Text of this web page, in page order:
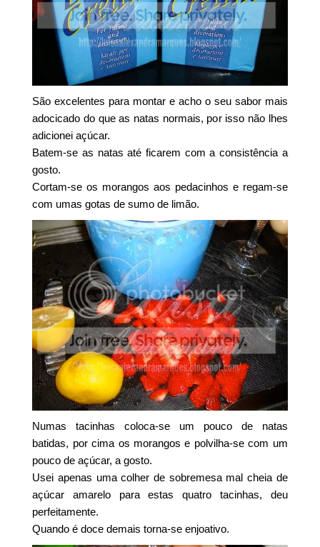
São excelentes para montar e acho o seu sabor mais
adocicado do que as natas normais, por isso não lhes
adicionei açúcar.
Batem-se as natas até ficarem com a consistência a
gosto.
Cortam-se os morangos aos pedacinhos e regam-se
com umas gotas de sumo de limão.
Numas tacinhas coloca-se um pouco de natas
batidas, por cima os morangos e polvilha-se com um
pouco de açúcar, a gosto.
Usei apenas uma colher de sobremesa mal cheia de
açúcar amarelo para estas quatro tacinhas, deu
perfeitamente.
Quando é doce demais torna-se enjoativo.